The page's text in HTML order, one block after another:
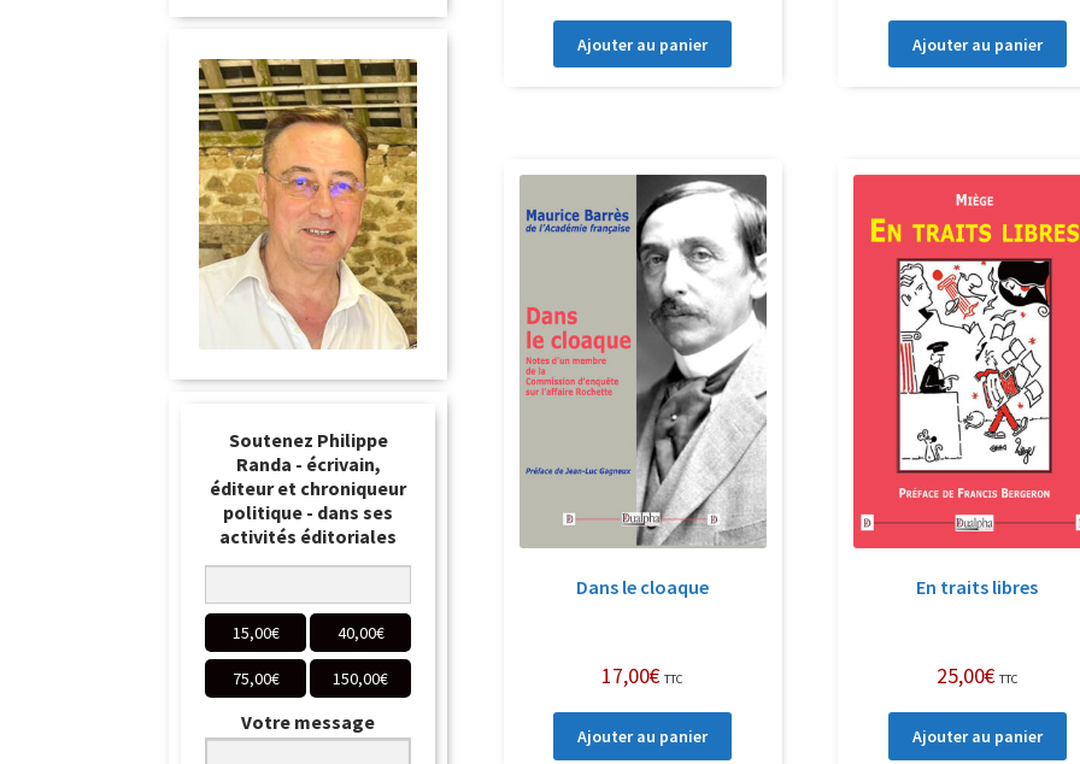
Ajouter au panier Ajouter au panier
Dans le cloaque
17,00€ TTC
Ajouter au panier
En traits libres
25,00€ TTC
Ajouter au panier
Soutenez Philippe
Randa - écrivain,
éditeur et chroniqueur
politique - dans ses
activités éditoriales
15,00€ 40,00€
75,00€ 150,00€
Votre message